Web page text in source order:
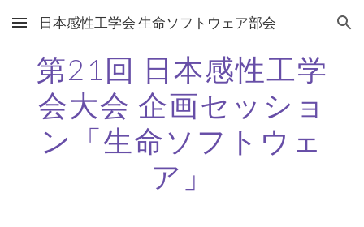
Skip to main content Skip to navigation
日本感性工学会 生命ソフトウェア部会
第21回 日本感性工学
会大会 企画セッショ
ン「生命ソフトウェ
ア」